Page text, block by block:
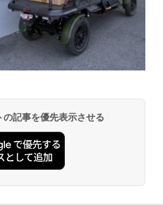
記事を優先表示させる